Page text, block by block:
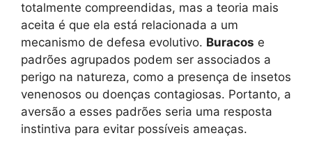
totalmente compreendidas, mas a teoria mais
aceita é que ela está relacionada a um
mecanismo de defesa evolutivo. Buracos e
padrões agrupados podem ser associados a
perigo na natureza, como a presença de insetos
venenosos ou doenças contagiosas. Portanto, a
aversão a esses padrões seria uma resposta
instintiva para evitar possíveis ameaças.